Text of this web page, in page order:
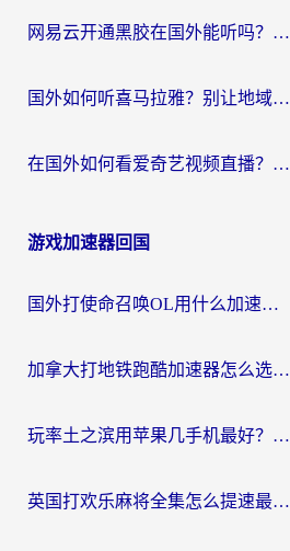
网易云开通黑胶在国外能听吗？海外党亲测有效的回国听音乐方案
国外如何听喜马拉雅？别让地域限制，断了你的中文声音陪伴
在国外如何看爱奇艺视频直播？海外党亲测有效的回国加速器指南
游戏加速器回国
国外打使命召唤OL用什么加速器最好？海外玩家国服畅玩全攻略（附小众游戏加速技巧）
加拿大打地铁跑酷加速器怎么选？2026海外玩家实测指南（附王国纪元保卫萝卜3加速技巧）
玩率土之滨用苹果几手机最好？海外党必看的国服游戏加速+设备选择指南
英国打欢乐麻将全集怎么提速最快？海外党亲测有效的国服游戏加速指南